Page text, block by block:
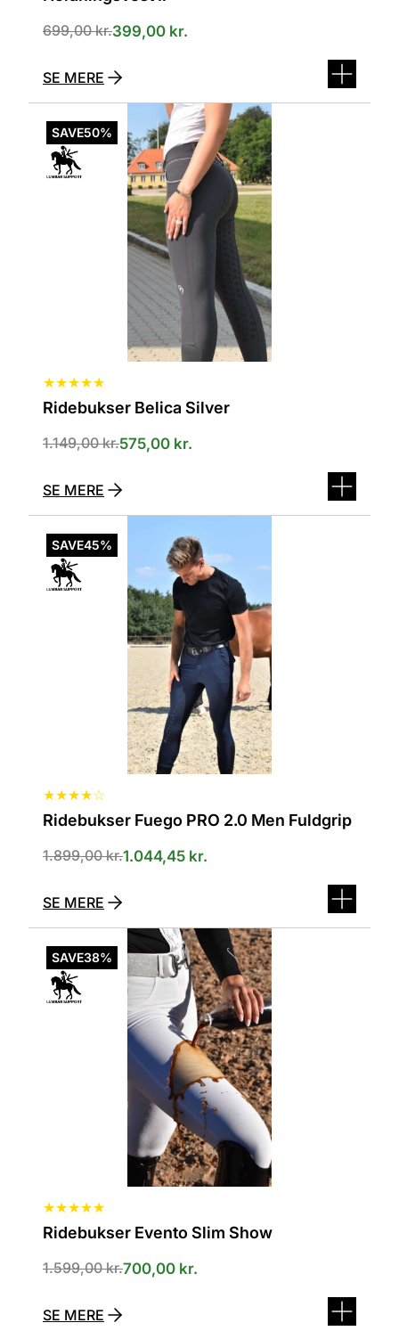
699,00kr.399,00 kr.
SE MERE
SAVE50%
★★★★★
Ridebukser Belica Silver
1.149,00kr.575,00 kr.
vare
har
flere
varianter.
Mulighederne
SE MERE
SAVE45%
★★★★☆
Ridebukser Fuego PRO 2.0 Men Fuldgrip
1.899,00kr.1.044,45 kr.
vare
har
flere
varianter.
Mulighederne
SE MERE
SAVE38%
★★★★★
Ridebukser Evento Slim Show
1.599,00kr.700,00 kr.
vare
har
flere
varianter.
Mulighederne
SE MERE